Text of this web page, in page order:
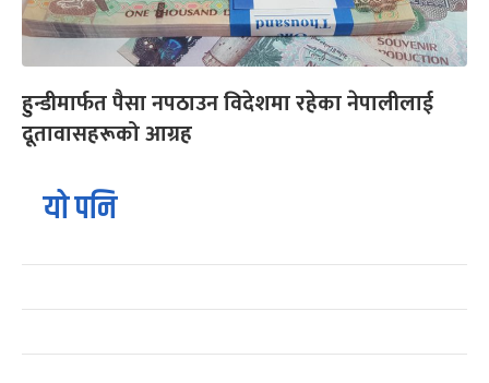
हुन्डीमार्फत पैसा नपठाउन विदेशमा रहेका नेपालीलाई
दूतावासहरूको आग्रह
यो पनि